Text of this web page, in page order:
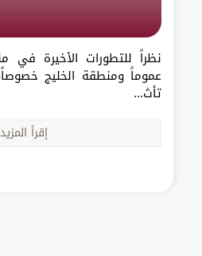
نظراً للتطورات الأخيرة
عموماً ومنطقة الخليج
تأث...
إقرأ المزيد